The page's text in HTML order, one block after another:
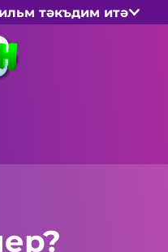
тәкъдим итә